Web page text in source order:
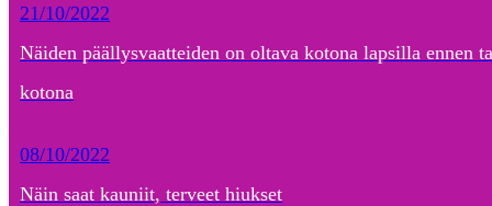
21/10/2022
Näiden päällysvaatteiden on oltava kotona lapsilla ennen
kotona
08/10/2022
Näin saat kauniit, terveet hiukset